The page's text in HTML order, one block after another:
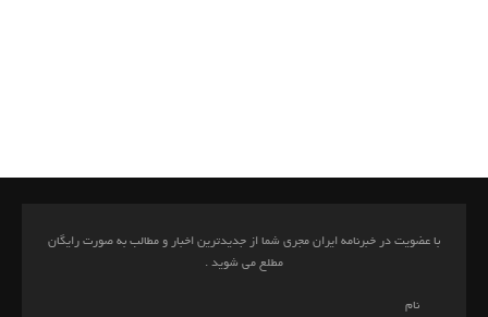
با عضویت در خبرنامه ایران مجری شما از جدیدترین اخبار و مطالب به صورت رایگان
مطلع می شوید .